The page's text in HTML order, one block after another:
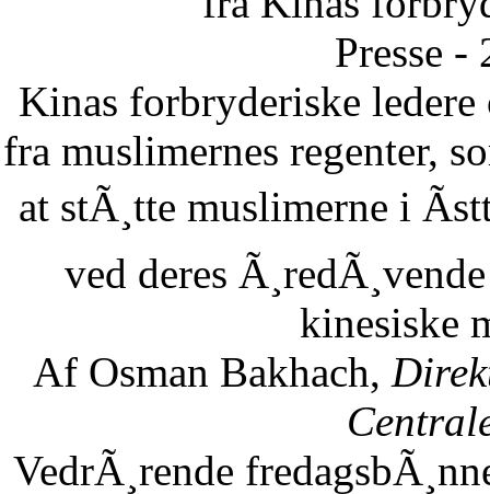
Presse -
Kinas forbryderiske ledere
fra muslimernes regenter,
at stÃ¸tte muslimerne i
ved deres
kinesiske
Af Osman Bakhach,
VedrÃ¸rende